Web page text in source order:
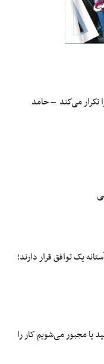
تکرار می‌کند – حامد
یک توافق قرار دارند؛
یا مجبور می‌شویم کار را